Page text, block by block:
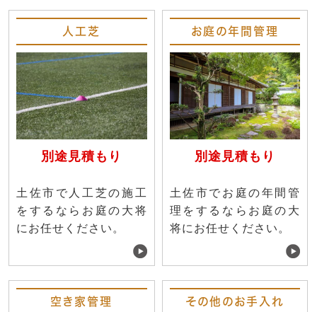
人工芝
別途見積もり
土佐市で人工芝の施工
をするならお庭の大将
にお任せください。
お庭の年間管理
別途見積もり
土佐市でお庭の年間管
理をするならお庭の大
将にお任せください。
空き家管理 その他のお手入れ